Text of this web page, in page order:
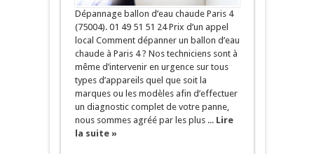
Dépannage ballon d’eau chaude Paris 4
(75004). 01 49 51 51 24 Prix d’un appel
local Comment dépanner un ballon d’eau
chaude à Paris 4 ? Nos techniciens sont à
même d’intervenir en urgence sur tous
types d’appareils quel que soit la
marques ou les modèles afin d’effectuer
un diagnostic complet de votre panne,
nous sommes agréé par les plus ... Lire
la suite »